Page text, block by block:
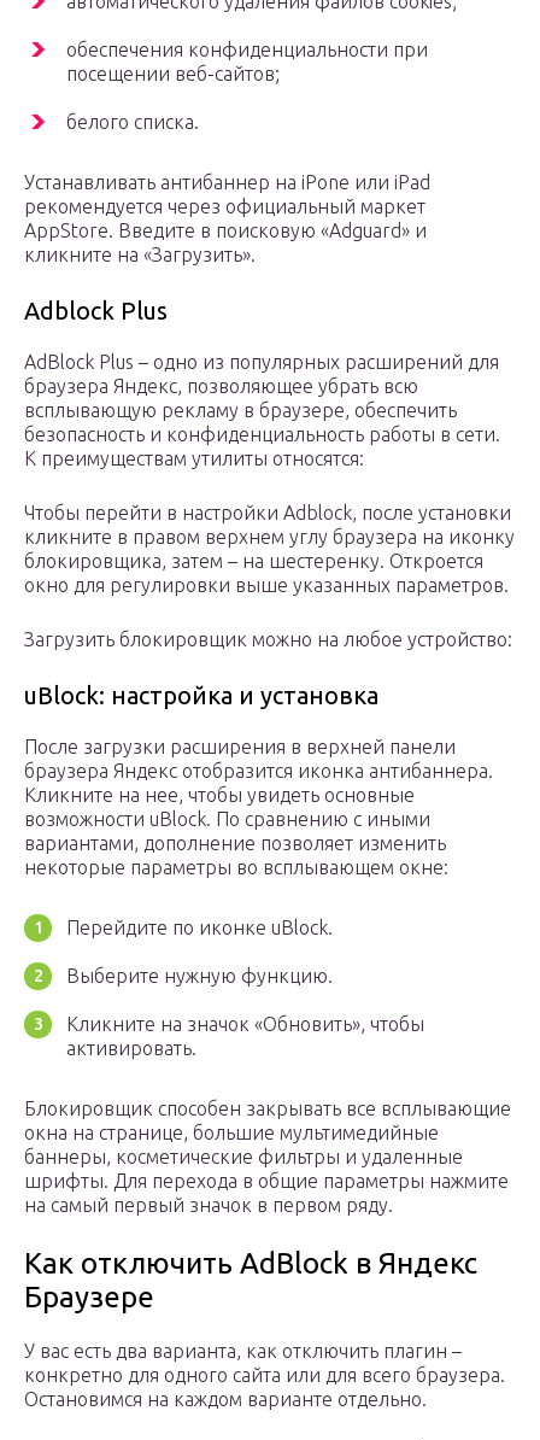
обеспечения конфиденциальности при
посещении веб-сайтов;
белого списка.
Устанавливать антибаннер на iPone или iPad
рекомендуется через официальный маркет
AppStore. Введите в поисковую «Adguard» и
кликните на «Загрузить».
Adblock Plus
AdBlock Plus – одно из популярных расширений для
браузера Яндекс, позволяющее убрать всю
всплывающую рекламу в браузере, обеспечить
безопасность и конфиденциальность работы в сети.
К преимуществам утилиты относятся:
Чтобы перейти в настройки Adblock, после установки
кликните в правом верхнем углу браузера на иконку
блокировщика, затем – на шестеренку. Откроется
окно для регулировки выше указанных параметров.
Загрузить блокировщик можно на любое устройство:
uBlock: настройка и установка
После загрузки расширения в верхней панели
браузера Яндекс отобразится иконка антибаннера.
Кликните на нее, чтобы увидеть основные
возможности uBlock. По сравнению с иными
вариантами, дополнение позволяет изменить
некоторые параметры во всплывающем окне:
Перейдите по иконке uBlock.
Выберите нужную функцию.
Кликните на значок «Обновить», чтобы
активировать.
Блокировщик способен закрывать все всплывающие
окна на странице, большие мультимедийные
баннеры, косметические фильтры и удаленные
шрифты. Для перехода в общие параметры нажмите
на самый первый значок в первом ряду.
Как отключить AdBlock в Яндекс
Браузере
У вас есть два варианта, как отключить плагин –
конкретно для одного сайта или для всего браузера.
Остановимся на каждом варианте отдельно.